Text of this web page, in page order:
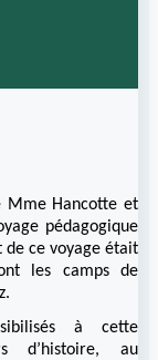
Mme Hancotte et
pédagogique
ce voyage était
les camps de
à cette
d’histoire, au